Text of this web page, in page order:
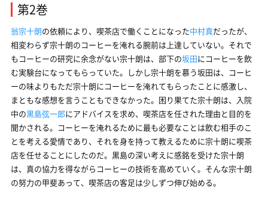
第2巻
翁宗十朗の依頼により、喫茶店で働くことになった中村真だったが、
相変わらず宗十朗のコーヒーを淹れる腕前は上達していない。それで
もコーヒーの研究に余念がない宗十朗は、部下の坂田にコーヒーを飲
む実験台になってもらっていた。しかし宗十朗を慕う坂田は、コーヒ
ーの味よりもただ宗十朗にコーヒーを淹れてもらったことに感激し、
まともな感想を言うこともできなかった。困り果てた宗十朗は、入院
中の黒島弦一郎にアドバイスを求め、喫茶店を任された理由と目的を
聞かされる。コーヒーを淹れるために最も必要なことは飲む相手のこ
とを考える愛情であり、それを身を持って教えるために宗十朗に喫茶
店を任せることにしたのだ。黒島の深い考えに感銘を受けた宗十朗
は、真の協力を得ながらコーヒーの技術を高めていく。そんな宗十朗
の努力の甲斐あって、喫茶店の客足は少しずつ伸び始める。